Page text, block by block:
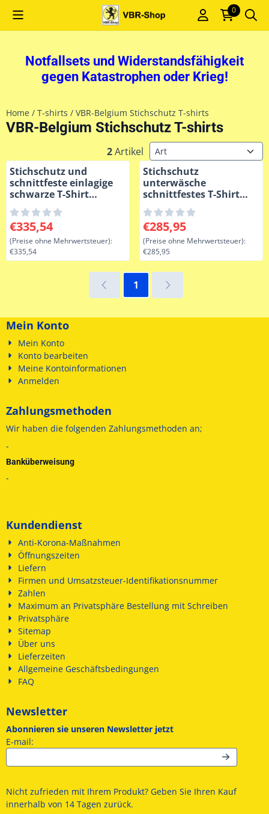
Cookie-Einstellungen sind derzeit geschlossen. 0
Notfallsets und Widerstandsfähigkeit
gegen Katastrophen oder Krieg!
Home / T-shirts / VBR-Belgium Stichschutz T-shirts
VBR-Belgium Stichschutz T-shirts
2Artikel Sortiermethode
Stichschutz und
schnittfeste einlagige
schwarze T-Shirt
Unterhemd
Preis: 335,54, ohne MwSt.: 335,54
€335,54
(Preise ohne Mehrwertsteuer):
€335,54
Stichschutz
unterwäsche
schnittfestes T-Shirt
grau Level 5+
splitterfest VBR-Belgien
Preis: 285,95, ohne MwSt.:
€285,95
(Preise ohne Mehrwertsteuer):
€285,95
1
Mein Konto
Mein Konto
Konto bearbeiten
Meine Kontoinformationen
Anmelden
Zahlungsmethoden
Wir haben die folgenden Zahlungsmethoden an;
-
Banküberweisung
-
Kundendienst
Anti-Korona-Maßnahmen
Öffnungszeiten
Liefern
Firmen und Umsatzsteuer-Identifikationsnummer
Zahlen
Maximum an Privatsphäre Bestellung mit Schreiben
Privatsphäre
Sitemap
Über uns
Lieferzeiten
Allgemeine Geschäftsbedingungen
FAQ
Newsletter
Abonnieren sie unseren Newsletter jetzt
E-mail:
Nicht zufrieden mit Ihrem Produkt? Geben Sie Ihren Kauf
innerhalb von 14 Tagen zurück.